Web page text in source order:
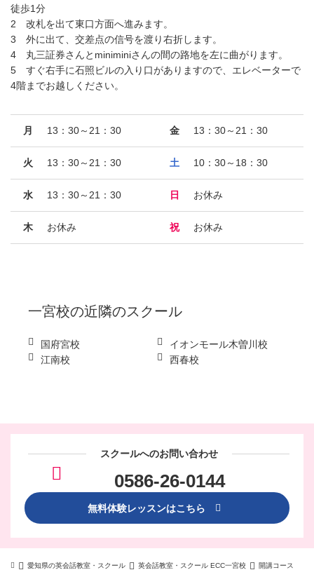
徒歩1分
2 改札を出て東口方面へ進みます。
3 外に出て、交差点の信号を渡り右折します。
4 丸三証券さんとminiminiさんの間の路地を左に曲がります。
5 すぐ右手に石照ビルの入り口がありますので、エレベーターで
4階までお越しください。
月 13：30～21：30
火 13：30～21：30
水 13：30～21：30
木 お休み
金 13：30～21：30
土 10：30～18：30
日 お休み
祝 お休み
一宮校の近隣のスクール
国府宮校
イオンモール木曽川校
江南校
西春校
スクールへのお問い合わせ
0586-26-0144
無料体験レッスンはこちら
愛知県の英会話教室・スクール 英会話教室・スクール ECC一宮校 開講コース